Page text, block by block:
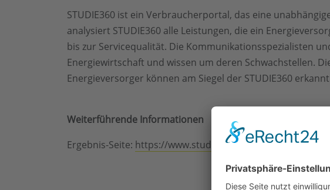
STUDIE360 ist ein Verbraucherportal, das eine
analysiert STUDIE360 alle Leistungen, die ein
bis zur Servicequalität. Die Kommunikationsspezialisten
Energiewirtschaft und wissen um deren Schwachstellen.
Energieversorger können am Siegel der STUDIE360
Weiterführende Informationen
Ergebnis-Seite: https://www.studie360.de/